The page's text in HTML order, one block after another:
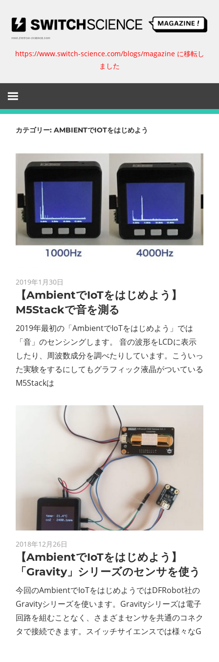
ッ
ス
イ
ッ
チ
サ
イ
エ
ン
ガ
ジ
ン
https://www.switch-science.com/blogs/magazine に移転し
ました
カテゴリー: AMBIENTでIOTをはじめよう
2019年1月30日
【AmbientでIoTをはじめよう】
M5Stackで音を測る
2019年最初の「AmbientでIoTをはじめよう」では
「音」のセンシングします。 音の波形をLCDに表示
したり、周波数成分を調べたりしています。こういっ
た実験をするにしてもグラフィック液晶がついている
M5Stackは
2018年12月26日
【AmbientでIoTをはじめよう】
「Gravity」シリーズのセンサを使う
今回のAmbientでIoTをはじめようではDFRobot社の
Gravityシリーズを使います。Gravityシリーズは電子
回路を組むことなく、さまざまセンサを共通のコネク
タで接続できます。スイッチサイエンスでは様々なG